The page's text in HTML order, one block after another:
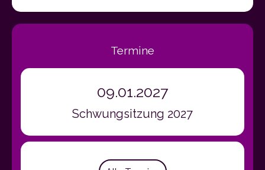
Termine
09.01.2027
Schwungsitzung 2027